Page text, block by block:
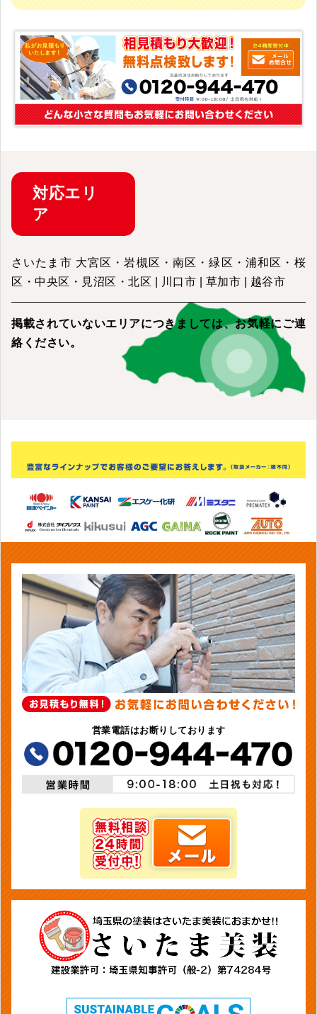
対応エリ
ア
さいたま市 大宮区・岩槻区・南区・緑区・浦和区・桜
区・中央区・見沼区・北区 | 川口市 | 草加市 | 越谷市
掲載されていないエリアにつきましては、お気軽にご連
絡ください。
営業電話はお断りしております